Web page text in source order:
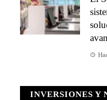
INVERSIONES Y